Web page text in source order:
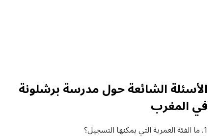
الأسئلة الشائعة حول مدرسة برشلونة
في المغرب
1. ما الفئة العمرية التي يمكنها التسجيل؟